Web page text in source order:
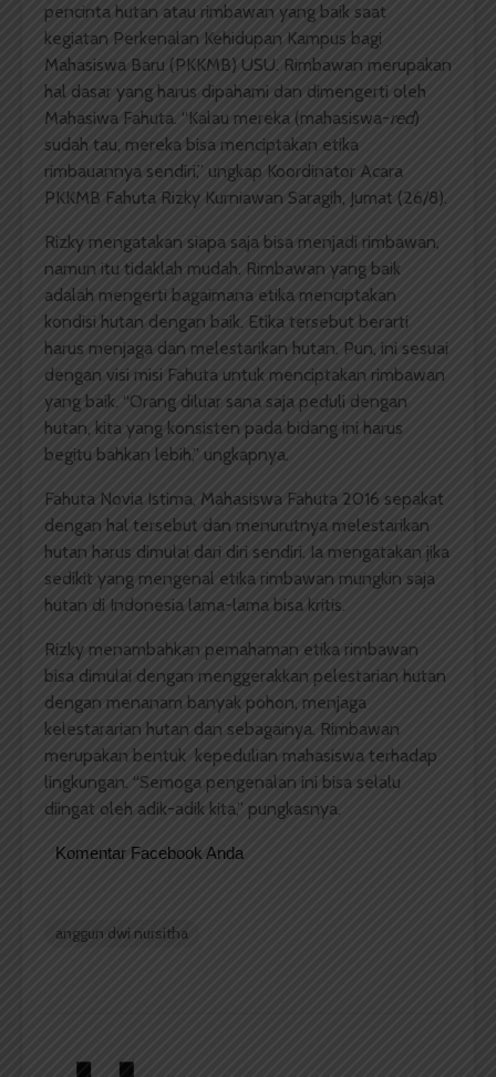
pencinta hutan atau rimbawan yang baik saat
kegiatan Perkenalan Kehidupan Kampus bagi
Mahasiswa Baru (PKKMB) USU. Rimbawan merupakan
hal dasar yang harus dipahami dan dimengerti oleh
Mahasiwa Fahuta. “Kalau mereka (mahasiswa-red)
sudah tau, mereka bisa menciptakan etika
rimbauannya sendiri,” ungkap Koordinator Acara
PKKMB Fahuta Rizky Kurniawan Saragih, Jumat (26/8).
Rizky mengatakan siapa saja bisa menjadi rimbawan,
namun itu tidaklah mudah. Rimbawan yang baik
adalah mengerti bagaimana etika menciptakan
kondisi hutan dengan baik. Etika tersebut berarti
harus menjaga dan melestarikan hutan. Pun, ini sesuai
dengan visi misi Fahuta untuk menciptakan rimbawan
yang baik. “Orang diluar sana saja peduli dengan
hutan, kita yang konsisten pada bidang ini harus
begitu bahkan lebih,” ungkapnya.
Fahuta Novia Istima, Mahasiswa Fahuta 2016 sepakat
dengan hal tersebut dan menurutnya melestarikan
hutan harus dimulai dari diri sendiri. Ia mengatakan jika
sedikit yang mengenal etika rimbawan mungkin saja
hutan di Indonesia lama-lama bisa kritis.
Rizky menambahkan pemahaman etika rimbawan
bisa dimulai dengan menggerakkan pelestarian hutan
dengan menanam banyak pohon, menjaga
kelestararian hutan dan sebagainya. Rimbawan
merupakan bentuk kepedulian mahasiswa terhadap
lingkungan. “Semoga pengenalan ini bisa selalu
diingat oleh adik-adik kita,” pungkasnya.
Komentar Facebook Anda
anggun dwi nursitha